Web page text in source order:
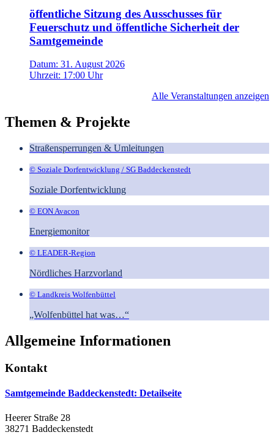
öffentliche Sitzung des Ausschusses für
Feuerschutz und öffentliche Sicherheit der
Samtgemeinde
Datum: 31. August 2026
Uhrzeit: 17:00 Uhr
Alle Veranstaltungen anzeigen
Themen & Projekte
Straßensperrungen & Umleitungen
© Soziale Dorfentwicklung / SG Baddeckenstedt
Soziale Dorfentwicklung
© EON Avacon
Energiemonitor
© LEADER-Region
Nördliches Harzvorland
© Landkreis Wolfenbüttel
„Wolfenbüttel hat was…“
Allgemeine Informationen
Kontakt
Samtgemeinde Baddeckenstedt: Detailseite
Heerer Straße 28
38271 Baddeckenstedt